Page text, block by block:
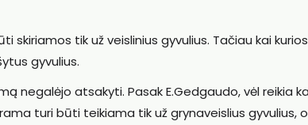
skiriamos tik už veislinius gyvulius. Tačiau kai
gyvulius.
negalėjo atsakyti. Pasak E.Gedgaudo, vėl reikia
turi būti teikiama tik už grynaveislius gyvulius,